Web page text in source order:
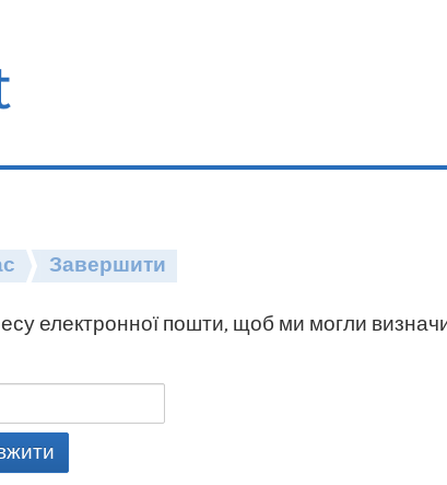
Завершити
електронної пошти, щоб ми могли